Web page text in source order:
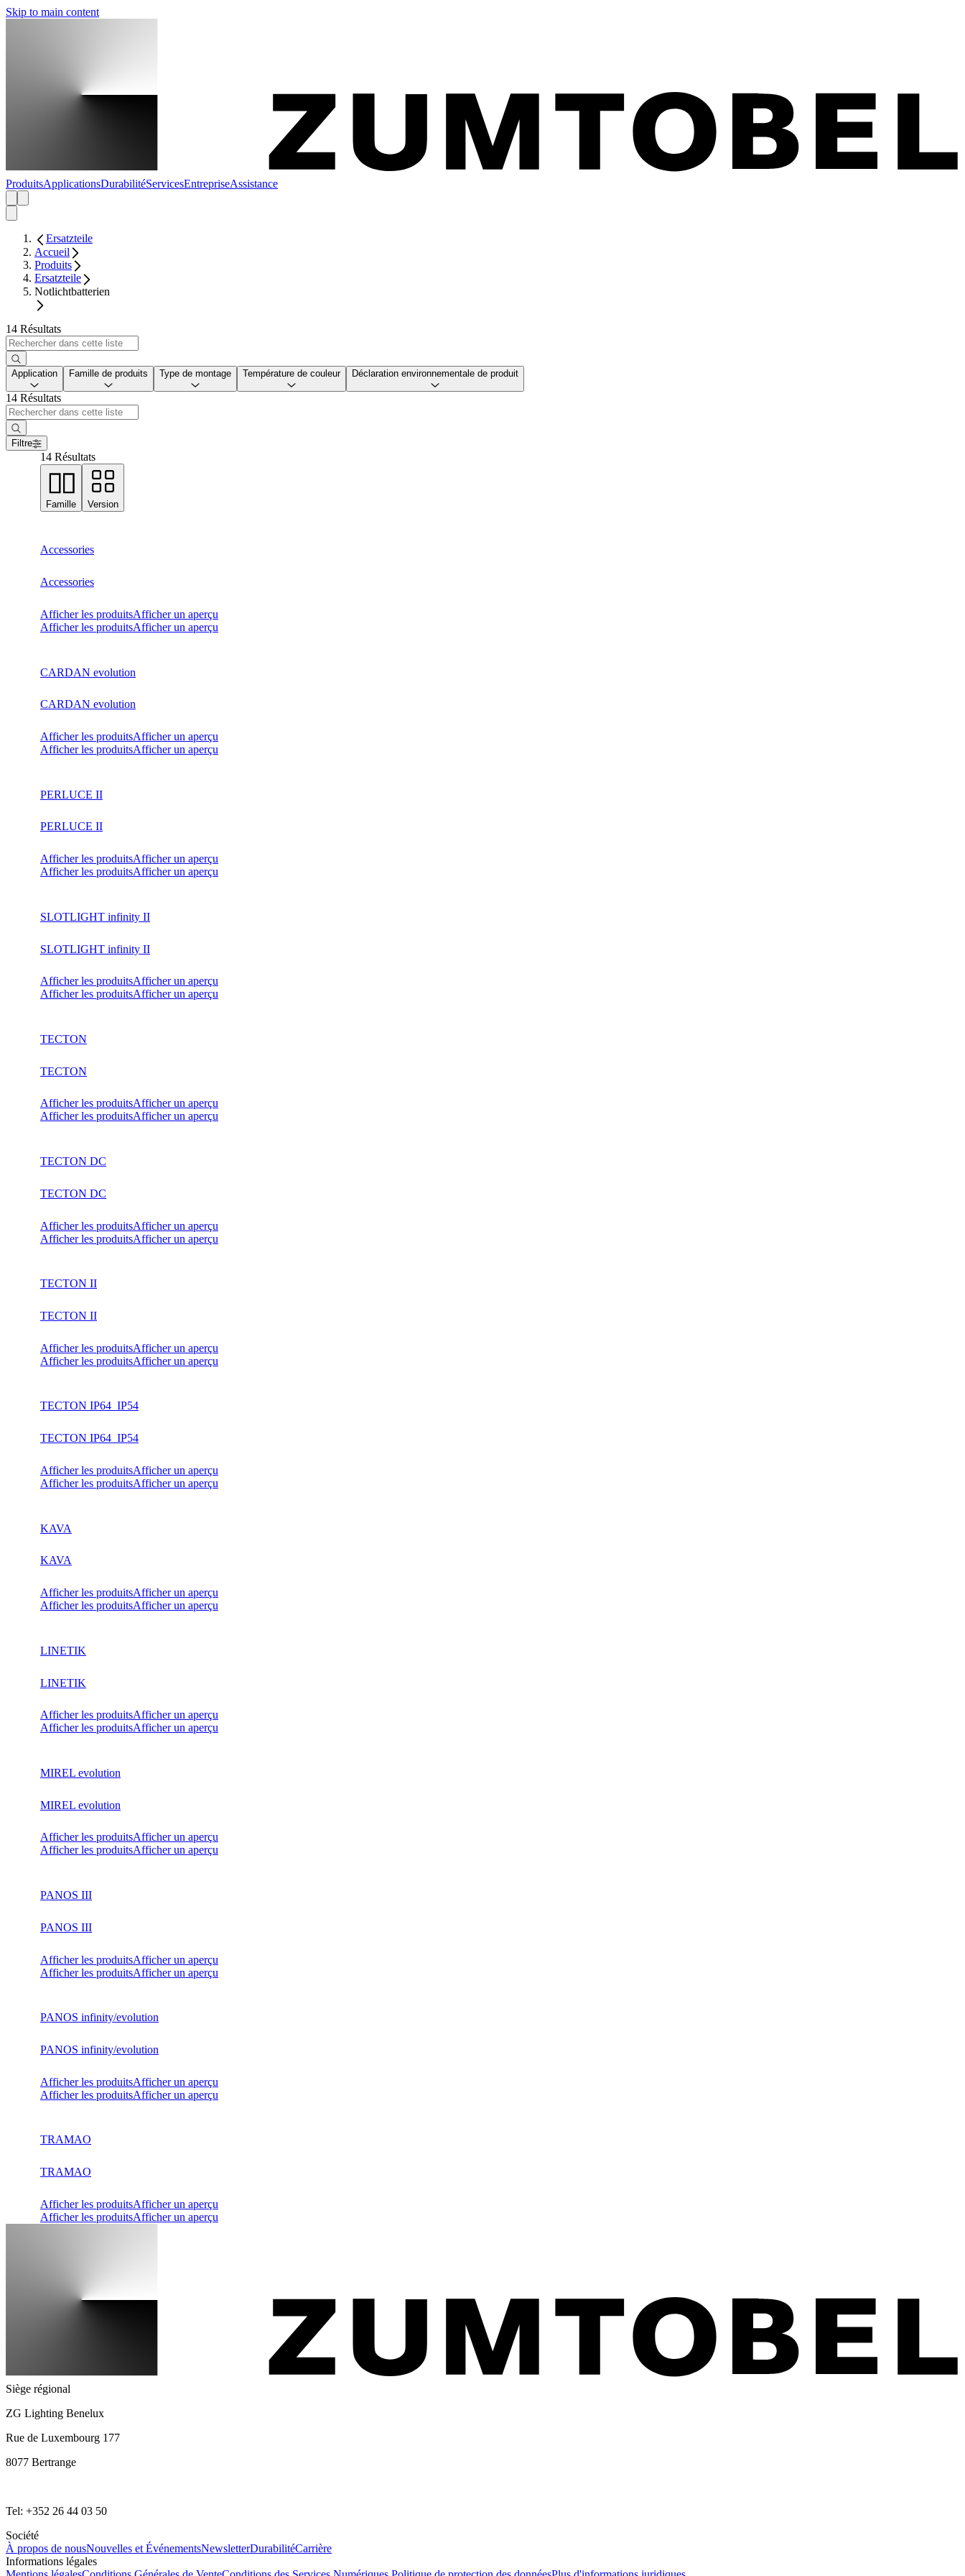
Skip to main content
ProduitsApplicationsDurabilitéServicesEntrepriseAssistance
Ersatzteile
Accueil
Produits
Ersatzteile
Notlichtbatterien
14 Résultats
Application Famille de produits Type de montage Température de couleur Déclaration environnementale de produit
14 Résultats
Filtre
14 Résultats
Famille Version
Accessories
Accessories
Afficher les produitsAfficher un aperçu
Afficher les produitsAfficher un aperçu
CARDAN evolution
CARDAN evolution
Afficher les produitsAfficher un aperçu
Afficher les produitsAfficher un aperçu
PERLUCE II
PERLUCE II
Afficher les produitsAfficher un aperçu
Afficher les produitsAfficher un aperçu
SLOTLIGHT infinity II
SLOTLIGHT infinity II
Afficher les produitsAfficher un aperçu
Afficher les produitsAfficher un aperçu
TECTON
TECTON
Afficher les produitsAfficher un aperçu
Afficher les produitsAfficher un aperçu
TECTON DC
TECTON DC
Afficher les produitsAfficher un aperçu
Afficher les produitsAfficher un aperçu
TECTON II
TECTON II
Afficher les produitsAfficher un aperçu
Afficher les produitsAfficher un aperçu
TECTON IP64_IP54
TECTON IP64_IP54
Afficher les produitsAfficher un aperçu
Afficher les produitsAfficher un aperçu
KAVA
KAVA
Afficher les produitsAfficher un aperçu
Afficher les produitsAfficher un aperçu
LINETIK
LINETIK
Afficher les produitsAfficher un aperçu
Afficher les produitsAfficher un aperçu
MIREL evolution
MIREL evolution
Afficher les produitsAfficher un aperçu
Afficher les produitsAfficher un aperçu
PANOS III
PANOS III
Afficher les produitsAfficher un aperçu
Afficher les produitsAfficher un aperçu
PANOS infinity/evolution
PANOS infinity/evolution
Afficher les produitsAfficher un aperçu
Afficher les produitsAfficher un aperçu
TRAMAO
TRAMAO
Afficher les produitsAfficher un aperçu
Afficher les produitsAfficher un aperçu
Siège régional
ZG Lighting Benelux
Rue de Luxembourg 177
8077 Bertrange
Tel: +352 26 44 03 50
Société
À propos de nousNouvelles et ÉvénementsNewsletterDurabilitéCarrière
Informations légales